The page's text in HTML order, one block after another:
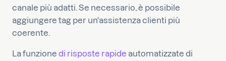
canale più adatti. Se necessario, è possibile
aggiungere tag per un'assistenza clienti più
coerente.
La funzione di risposte rapide automatizzate di